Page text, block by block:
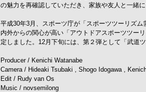
の魅力を再確認していただき、家族や友人と一緒
平成30年3月、スポーツ庁が「スポーツツーリズ
内外からの関心が高い「アウトドアスポーツツー
定しました。12月下旬には、第２弾として「武道
Producer / Kenichi Watanabe
Camera / Hideaki Tsubaki , Shogo Idogawa ,
Edit / Rudy van Os
Music / novsemilong